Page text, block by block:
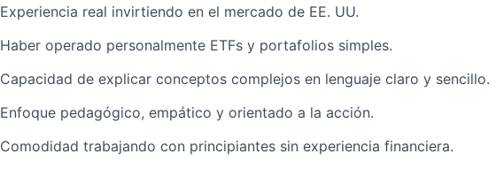
Experiencia real invirtiendo en el mercado de EE. UU.
Haber operado personalmente ETFs y portafolios simples.
Capacidad de explicar conceptos complejos en lenguaje claro y sencillo.
Enfoque pedagógico, empático y orientado a la acción.
Comodidad trabajando con principiantes sin experiencia financiera.